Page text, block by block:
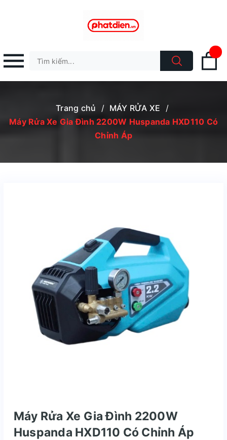
Trang chủ / MÁY RỬA XE
/
Máy Rửa Xe Gia Đình 2200W Huspanda HXD110 Có
Chỉnh Áp
Máy Rửa Xe Gia Đình 2200W
Huspanda HXD110 Có Chỉnh Áp